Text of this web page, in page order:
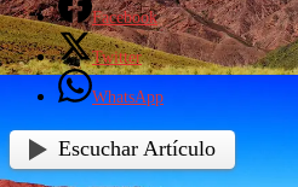
Facebook
Twitter
WhatsApp
Escuchar Artículo